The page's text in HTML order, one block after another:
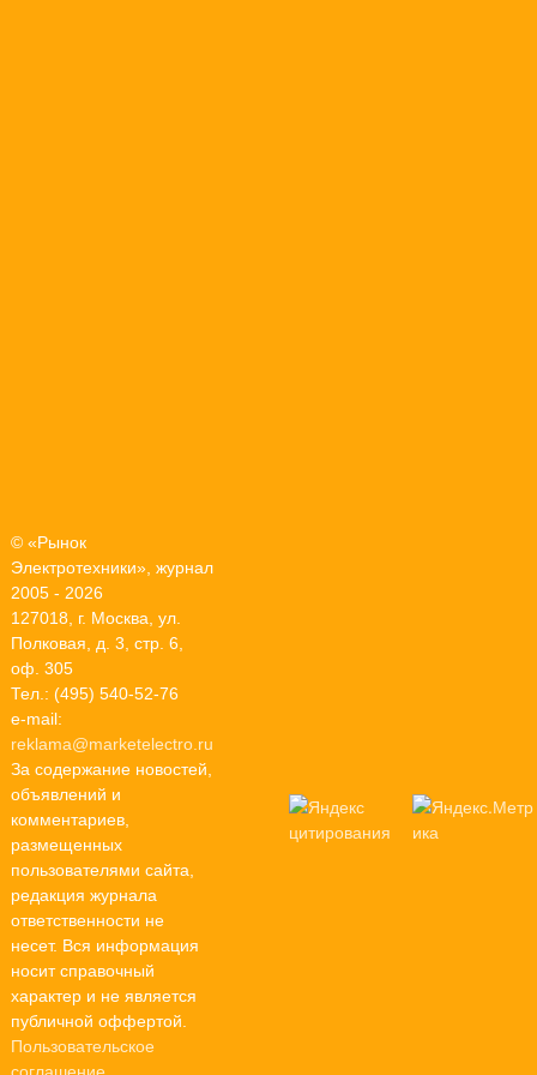
© «Рынок
Электротехники», журнал
2005 - 2026
127018, г. Москва, ул.
Полковая, д. 3, стр. 6,
оф. 305
Тел.: (495) 540-52-76
e-mail:
reklama@marketelectro.ru
За содержание новостей,
объявлений и
комментариев,
размещенных
пользователями сайта,
редакция журнала
ответственности не
несет. Вся информация
носит справочный
характер и не является
публичной оффертой.
Пользовательское